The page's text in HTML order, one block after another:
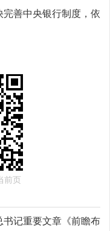
善中央银行制度，依
前页
书记重要文章《前瞻布